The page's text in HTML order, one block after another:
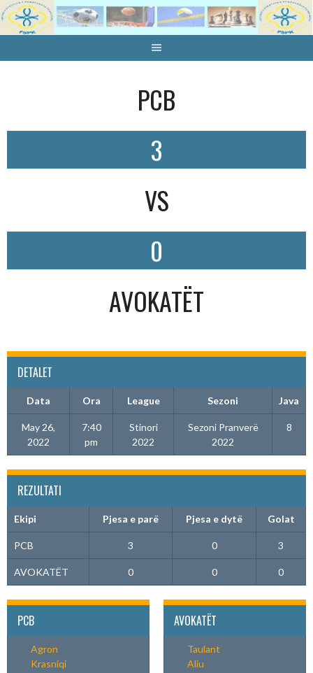
Skip
to
PCB
3
VS
0
AVOKATËT
DETALET
Data Ora League Sezoni Java
May 26,
2022
7:40
pm
Stinori
2022
Sezoni Pranverë
2022
8
REZULTATI
Ekipi Pjesa e parë Pjesa e dytë Golat
PCB 3 0 3
AVOKATËT 0 0 0
PCB
Agron
Krasniqi
AVOKATËT
Taulant
Aliu